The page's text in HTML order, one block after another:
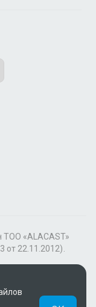
ТОО «ALACAST»
от 22.11.2012).
«Пакета